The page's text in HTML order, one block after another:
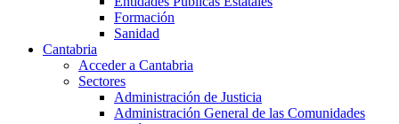
Formación
Sanidad
Cantabria
Acceder a Cantabria
Sectores
Administración de Justicia
Administración General de las Comunidades